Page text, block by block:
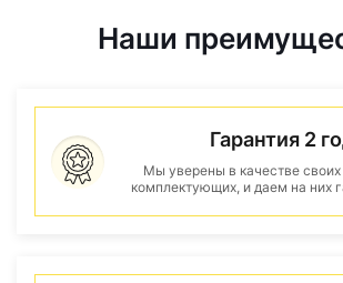
Наши
Гарантия 2
Мы уверены в качестве
комплектующих, и даем на них